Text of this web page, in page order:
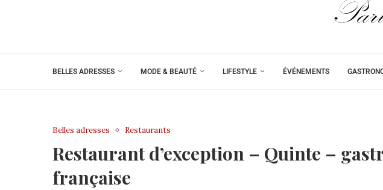
BELLES ADRESSES MODE & BEAUTÉ LIFESTYLE ÉVÉNEMENTS
Belles adresses Restaurants
Restaurant d’exception – Quinte –
française